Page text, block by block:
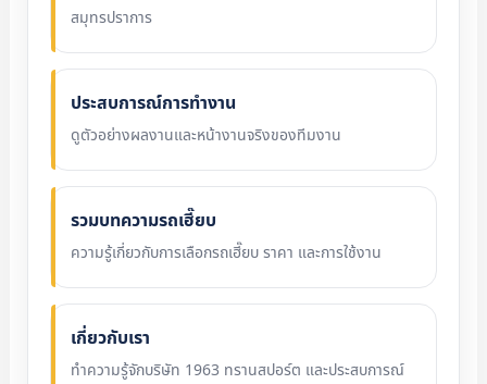
สมุทรปราการ
ประสบการณ์การทำงาน
ดูตัวอย่างผลงานและหน้างานจริงของทีมงาน
รวมบทความรถเฮี๊ยบ
ความรู้เกี่ยวกับการเลือกรถเฮี๊ยบ ราคา และการใช้งาน
เกี่ยวกับเรา
ทำความรู้จักบริษัท 1963 ทรานสปอร์ต และประสบการณ์